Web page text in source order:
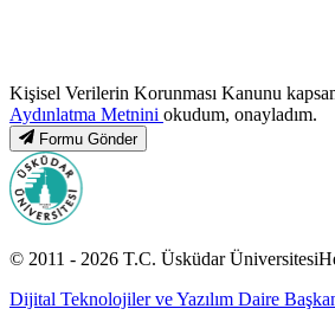
Kişisel Verilerin Korunması Kanunu
Aydınlatma Metnini okudum, onayladım.
Formu Gönder
© 2011 - 2026 T.C. Üsküdar Üniversitesi
Dijital Teknolojiler ve Yazılım Daire